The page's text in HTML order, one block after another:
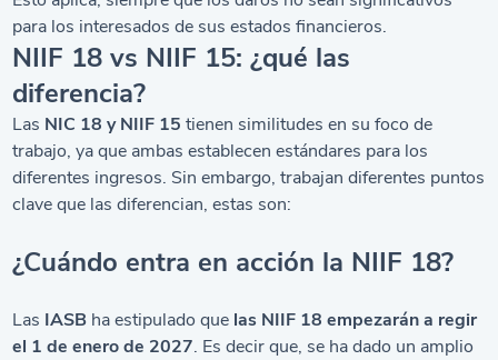
para los interesados de sus estados financieros.
NIIF 18 vs NIIF 15: ¿qué las
diferencia?
Las NIC 18 y NIIF 15 ​ tienen similitudes en su foco de
trabajo, ya que ambas establecen estándares para los
diferentes ingresos. Sin embargo, trabajan diferentes puntos
clave que las diferencian, estas son:
¿Cuándo entra en acción la NIIF 18?
Las IASB ha estipulado que las NIIF 18 empezarán a regir
el 1 de enero de 2027. Es decir que, se ha dado un amplio